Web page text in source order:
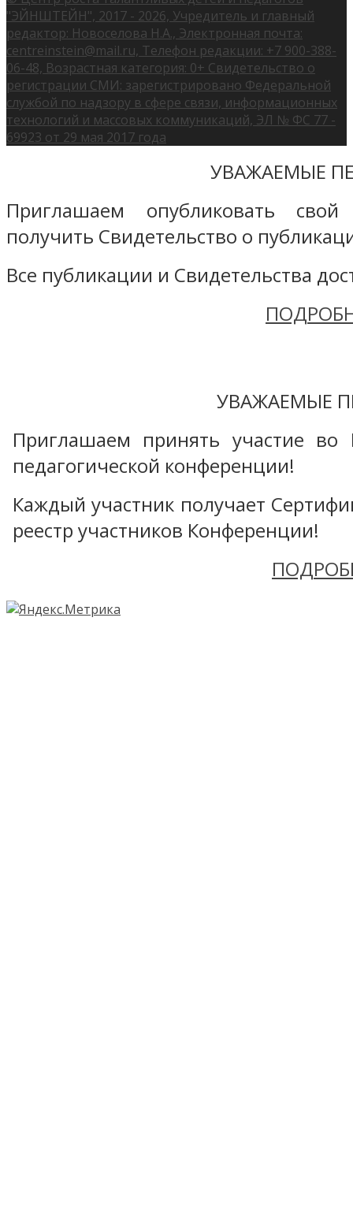
"ЭЙНШТЕЙН", 2017 - 2026, Учредитель и главный
редактор: Новоселова Н.А., Электронная почта:
centreinstein@mail.ru, Телефон редакции: +7 900-388-
06-48, Возрастная категория: 0+ Свидетельство о
регистрации СМИ: зарегистрировано Федеральной
службой по надзору в сфере связи, информационных
технологий и массовых коммуникаций, ЭЛ № ФС 77 -
69923 от 29 мая 2017 года
УВАЖАЕМЫЕ
Приглашаем опубликовать
получить Свидетельство о
Все публикации и Свидетельства
УВАЖАЕМЫЕ
Приглашаем принять участие во
педагогической конференции!
Каждый участник получает
реестр участников Конференции!